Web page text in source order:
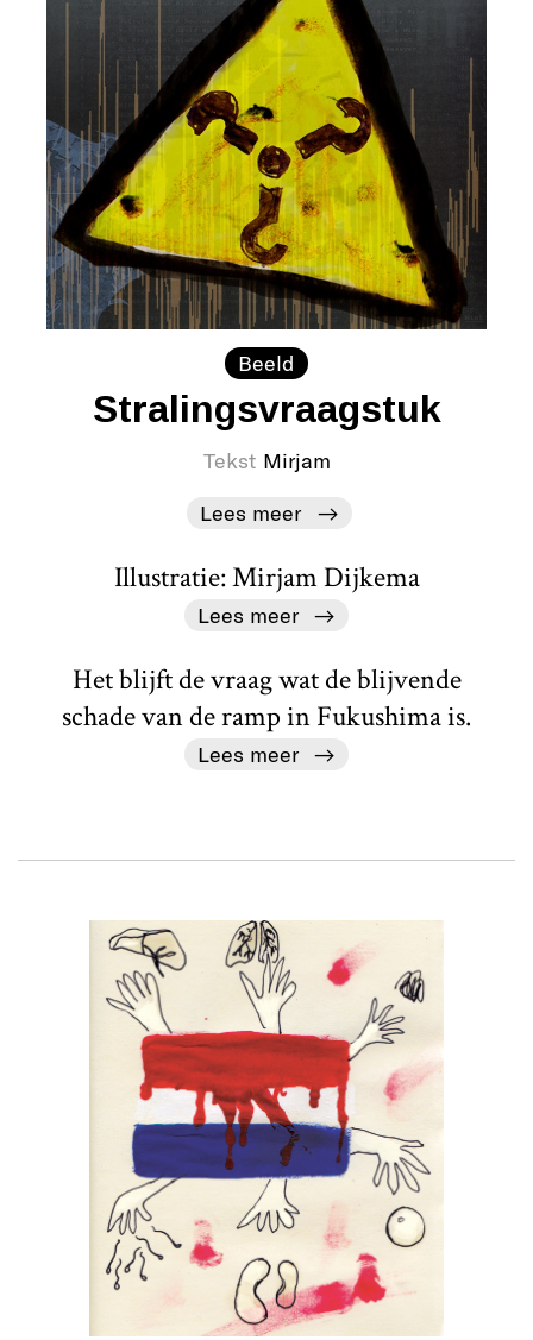
Beeld
Stralingsvraagstuk
Tekst Mirjam
Lees meer
Illustratie: Mirjam Dijkema
Lees meer
Het blijft de vraag wat de blijvende
schade van de ramp in Fukushima is.
Lees meer